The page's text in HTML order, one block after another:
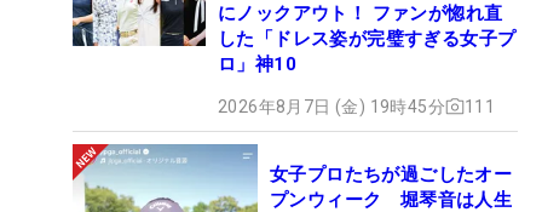
にノックアウト！ ファンが惚れ直
した「ドレス姿が完璧すぎる女子プ
ロ」神10
2026年8月7日 (金) 19時45分 111
女子プロたちが過ごしたオー
プンウィーク 堀琴音は人生